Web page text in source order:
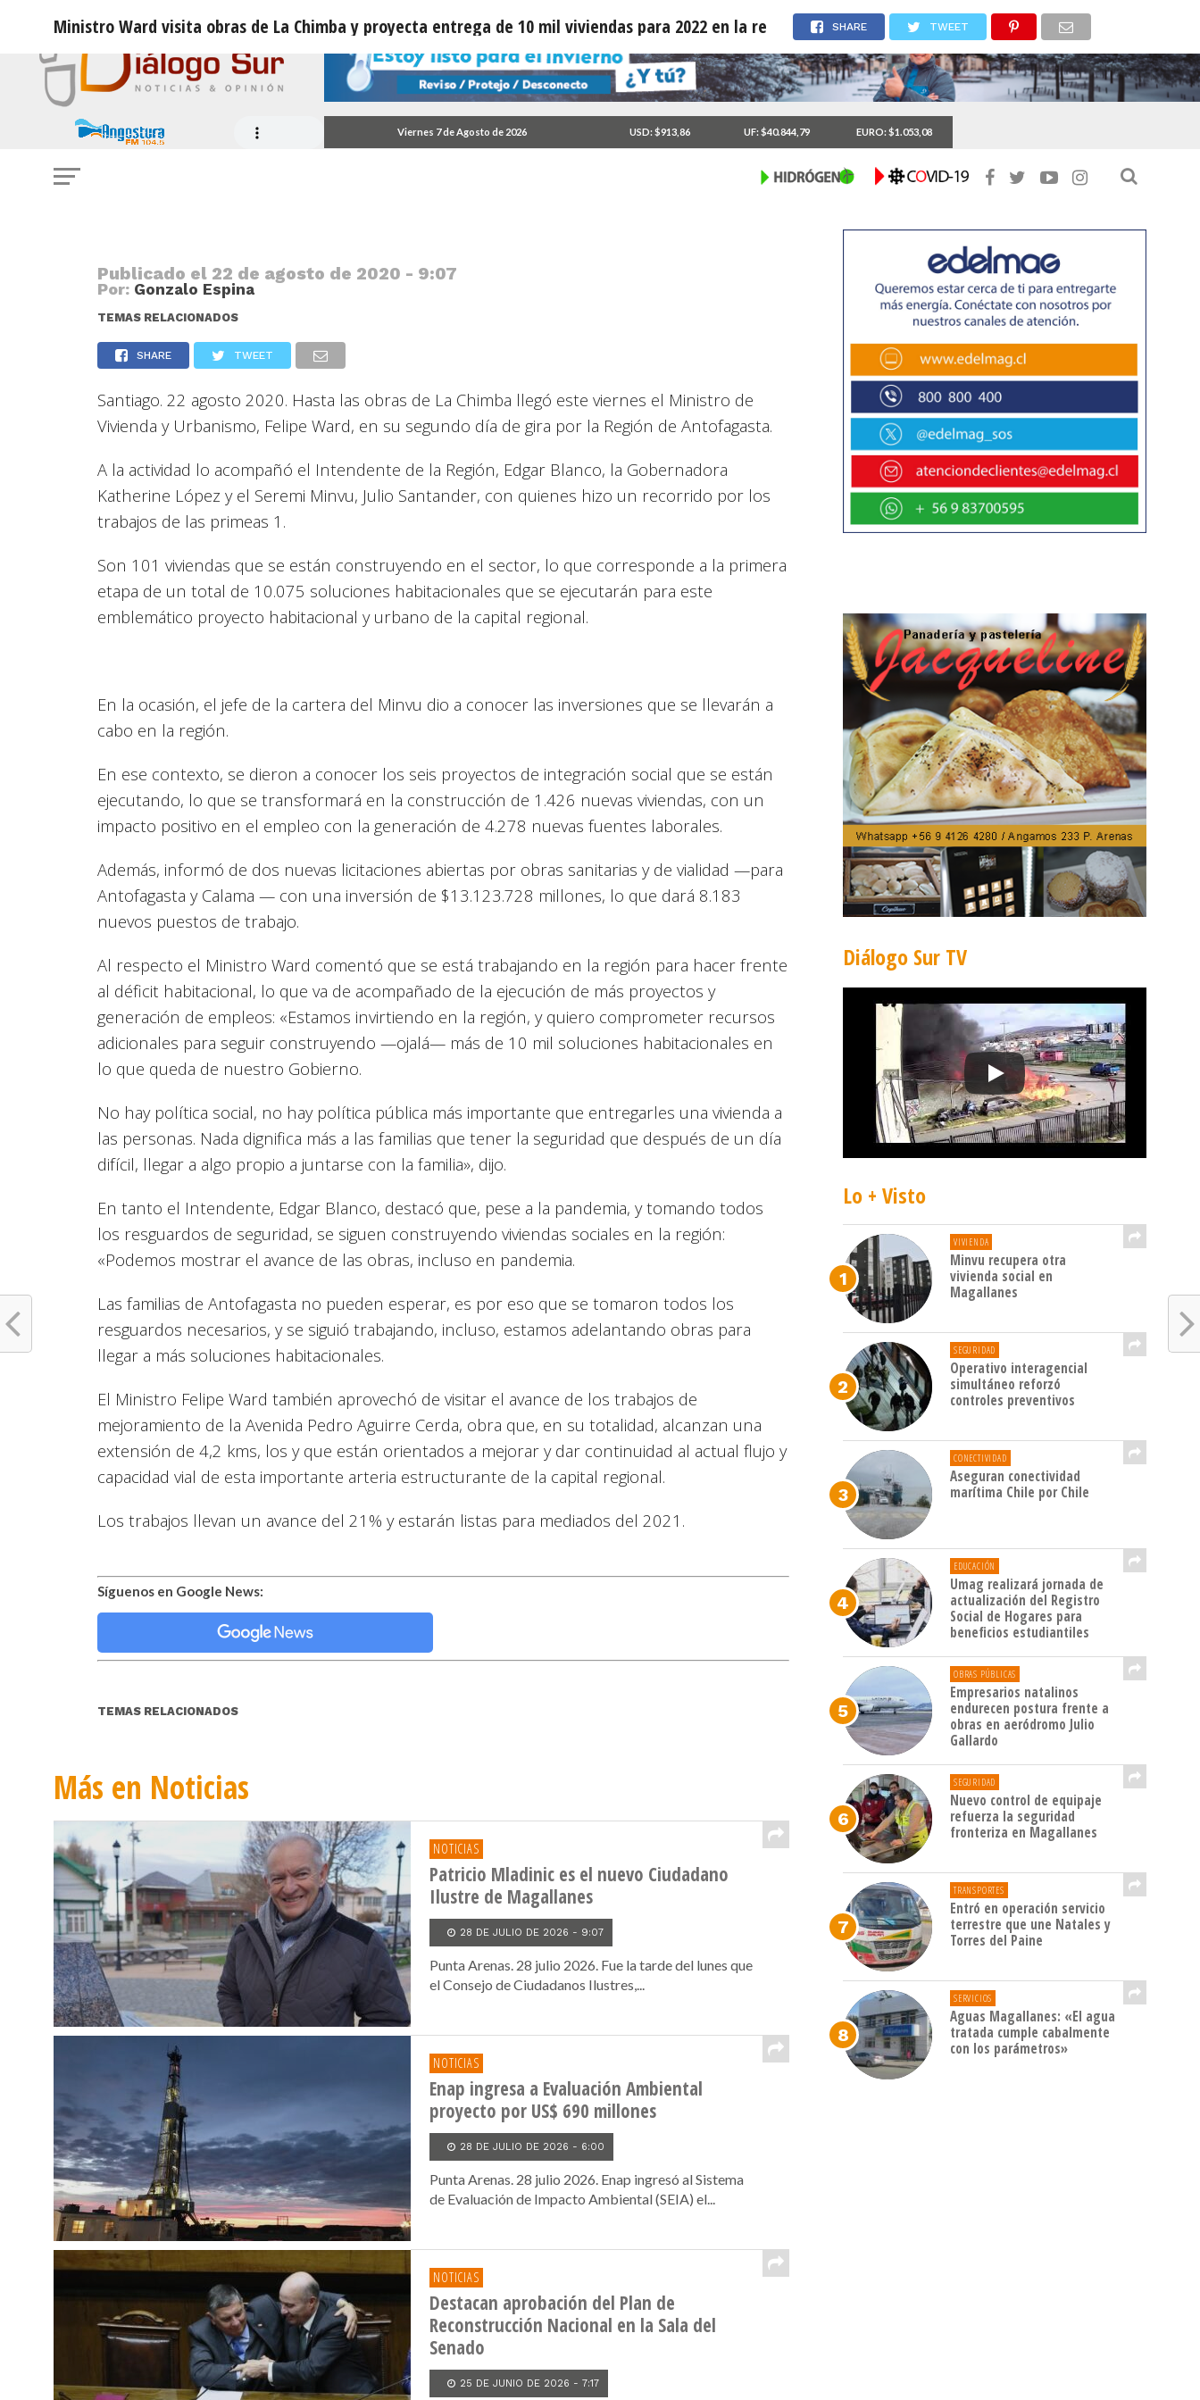
Viernes 7 de Agosto de 2026 USD: $913,86 UF: $40.844,79 EURO: $1.053,08
Ministro Ward visita obras de La Chimba y proyecta entrega de 10 mil viviendas para 2022 en la región. SHARE TWEET
Ministro Ward visita obras de La Chimba y proyecta entrega
Publicado el 22 de agosto de 2020 - 9:07
Por: Gonzalo Espina
TEMAS RELACIONADOS
SHARE TWEET
Santiago. 22 agosto 2020. Hasta las obras de La Chimba llegó este viernes el Ministro de
Vivienda y Urbanismo, Felipe Ward, en su segundo día de gira por la Región de Antofagasta.
A la actividad lo acompañó el Intendente de la Región, Edgar Blanco, la Gobernadora
Katherine López y el Seremi Minvu, Julio Santander, con quienes hizo un recorrido por los
trabajos de las primeas 1.
Son 101 viviendas que se están construyendo en el sector, lo que corresponde a la primera
etapa de un total de 10.075 soluciones habitacionales que se ejecutarán para este
emblemático proyecto habitacional y urbano de la capital regional.
En la ocasión, el jefe de la cartera del Minvu dio a conocer las inversiones que se llevarán a
cabo en la región.
En ese contexto, se dieron a conocer los seis proyectos de integración social que se están
ejecutando, lo que se transformará en la construcción de 1.426 nuevas viviendas, con un
impacto positivo en el empleo con la generación de 4.278 nuevas fuentes laborales.
Además, informó de dos nuevas licitaciones abiertas por obras sanitarias y de vialidad —para
Antofagasta y Calama — con una inversión de $13.123.728 millones, lo que dará 8.183
nuevos puestos de trabajo.
Al respecto el Ministro Ward comentó que se está trabajando en la región para hacer frente
al déficit habitacional, lo que va de acompañado de la ejecución de más proyectos y
generación de empleos: «Estamos invirtiendo en la región, y quiero comprometer recursos
adicionales para seguir construyendo —ojalá— más de 10 mil soluciones habitacionales en
lo que queda de nuestro Gobierno.
No hay política social, no hay política pública más importante que entregarles una vivienda a
las personas. Nada dignifica más a las familias que tener la seguridad que después de un día
difícil, llegar a algo propio a juntarse con la familia», dijo.
En tanto el Intendente, Edgar Blanco, destacó que, pese a la pandemia, y tomando todos
los resguardos de seguridad, se siguen construyendo viviendas sociales en la región:
«Podemos mostrar el avance de las obras, incluso en pandemia.
Las familias de Antofagasta no pueden esperar, es por eso que se tomaron todos los
resguardos necesarios, y se siguió trabajando, incluso, estamos adelantando obras para
llegar a más soluciones habitacionales.
El Ministro Felipe Ward también aprovechó de visitar el avance de los trabajos de
mejoramiento de la Avenida Pedro Aguirre Cerda, obra que, en su totalidad, alcanzan una
extensión de 4,2 kms, los y que están orientados a mejorar y dar continuidad al actual flujo y
capacidad vial de esta importante arteria estructurante de la capital regional.
Los trabajos llevan un avance del 21% y estarán listas para mediados del 2021.
Síguenos en Google News:
TEMAS RELACIONADOS
Más en Noticias
NOTICIAS
Patricio Mladinic es el nuevo Ciudadano
Ilustre de Magallanes
28 DE JULIO DE 2026 - 9:07
Punta Arenas. 28 julio 2026. Fue la tarde del lunes que
el Consejo de Ciudadanos Ilustres,...
NOTICIAS
Enap ingresa a Evaluación Ambiental
proyecto por US$ 690 millones
28 DE JULIO DE 2026 - 6:00
Punta Arenas. 28 julio 2026. Enap ingresó al Sistema
de Evaluación de Impacto Ambiental (SEIA) el...
NOTICIAS
Destacan aprobación del Plan de
Reconstrucción Nacional en la Sala del
Senado
25 DE JUNIO DE 2026 - 7:17
Diálogo Sur TV
Lo + Visto
VIVIENDA
Minvu recupera otra
vivienda social en
Magallanes
SEGURIDAD
Operativo interagencial
simultáneo reforzó
controles preventivos
CONECTIVIDAD
Aseguran conectividad
marítima Chile por Chile
EDUCACIÓN
Umag realizará jornada de
actualización del Registro
Social de Hogares para
beneficios estudiantiles
OBRAS PÚBLICAS
Empresarios natalinos
endurecen postura frente a
obras en aeródromo Julio
Gallardo
SEGURIDAD
Nuevo control de equipaje
refuerza la seguridad
fronteriza en Magallanes
TRANSPORTES
Entró en operación servicio
terrestre que une Natales y
Torres del Paine
SERVICIOS
Aguas Magallanes: «El agua
tratada cumple cabalmente
con los parámetros»